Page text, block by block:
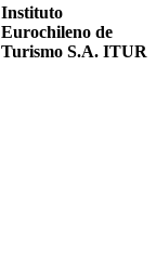
Instituto
Eurochileno de
Turismo S.A. ITUR